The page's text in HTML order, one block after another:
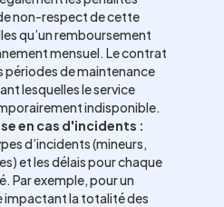
non-respect de cette
qu’un remboursement
mensuel. Le contrat
périodes de maintenance
lesquelles le service
indisponible.
en cas d'incidents :
d’incidents (mineurs,
et les délais pour chaque
Par exemple, pour un
impactant la totalité des